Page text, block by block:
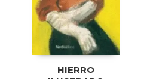
HIERRO